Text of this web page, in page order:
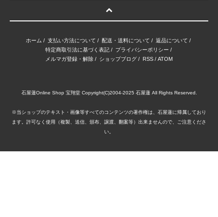
ホーム / 支払い方法について / 配送・送料について / 返品について /
特定商取引法に基づく表記/ プライバシーポリシー /
メルマガ登録・解除 / ショップブログ / RSS / ATOM
石屋蓮Online Shop 宝翔堂 Copyright(C)2004-2025 石屋蓮 All Rights Reserved.
※当ショップのテキスト・画像等すべてのコンテンツの著作権は、石屋蓮に帰属しており
ます。許可なく使用（複製、送信、頒布、譲渡、翻案等）出来ませんので、ご注意くださ
い。